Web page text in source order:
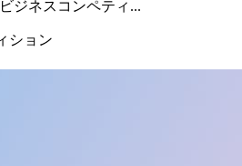
ビジネスコンペティ...
ション